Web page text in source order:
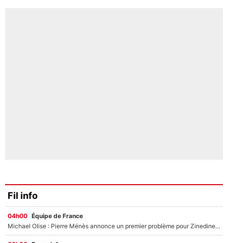
Fil info
04h00 Équipe de France
Michael Olise : Pierre Ménès annonce un premier problème pour Zinedine Zidane en équipe de France